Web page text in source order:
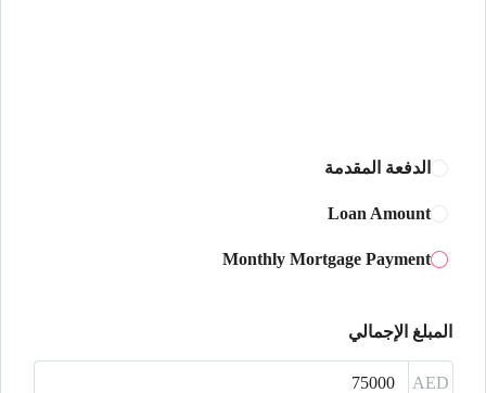
أغسطس
الدفعة المقدمة
Loan Amount
Monthly Mortgage Payment
المبلغ الإجمالي
AED